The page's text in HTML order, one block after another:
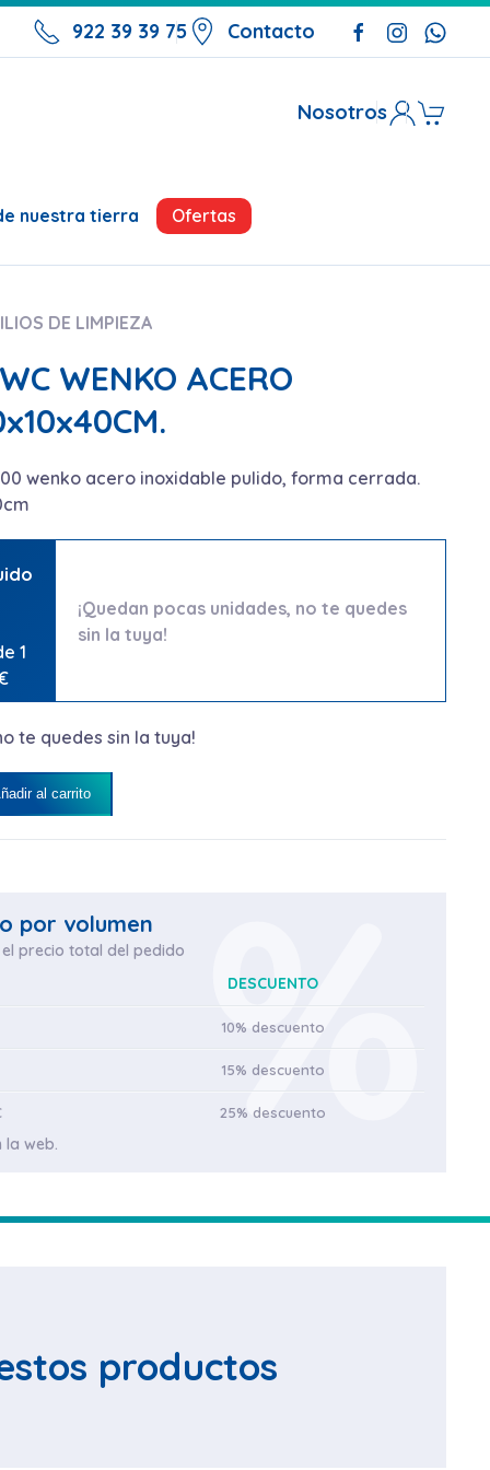
922 39 39 75 Contacto
Nosotros
nuestra tierra Ofertas
DE LIMPIEZA
WENKO ACERO
wenko acero inoxidable pulido, forma cerrada.
1
¡Quedan pocas unidades, no te quedes
sin la tuya!
te quedes sin la tuya!
al carrito
por volumen
precio total del pedido
DESCUENTO
10% descuento
15% descuento
25% descuento
la web.
productos